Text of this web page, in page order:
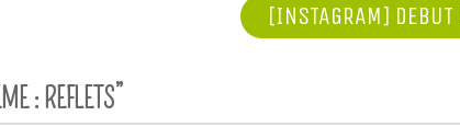
[INSTAGRAM]
: REFLETS